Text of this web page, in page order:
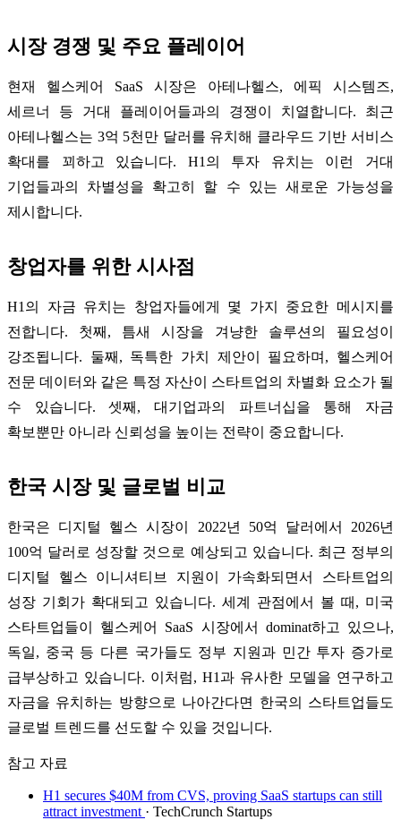
시장 경쟁 및 주요 플레이어
현재 헬스케어 SaaS 시장은 아테나헬스, 에픽 시스템즈,
세르너 등 거대 플레이어들과의 경쟁이 치열합니다. 최근
아테나헬스는 3억 5천만 달러를 유치해 클라우드 기반 서비스
확대를 꾀하고 있습니다. H1의 투자 유치는 이런 거대
기업들과의 차별성을 확고히 할 수 있는 새로운 가능성을
제시합니다.
창업자를 위한 시사점
H1의 자금 유치는 창업자들에게 몇 가지 중요한 메시지를
전합니다. 첫째, 틈새 시장을 겨냥한 솔루션의 필요성이
강조됩니다. 둘째, 독특한 가치 제안이 필요하며, 헬스케어
전문 데이터와 같은 특정 자산이 스타트업의 차별화 요소가 될
수 있습니다. 셋째, 대기업과의 파트너십을 통해 자금
확보뿐만 아니라 신뢰성을 높이는 전략이 중요합니다.
한국 시장 및 글로벌 비교
한국은 디지털 헬스 시장이 2022년 50억 달러에서 2026년
100억 달러로 성장할 것으로 예상되고 있습니다. 최근 정부의
디지털 헬스 이니셔티브 지원이 가속화되면서 스타트업의
성장 기회가 확대되고 있습니다. 세계 관점에서 볼 때, 미국
스타트업들이 헬스케어 SaaS 시장에서 dominat하고 있으나,
독일, 중국 등 다른 국가들도 정부 지원과 민간 투자 증가로
급부상하고 있습니다. 이처럼, H1과 유사한 모델을 연구하고
자금을 유치하는 방향으로 나아간다면 한국의 스타트업들도
글로벌 트렌드를 선도할 수 있을 것입니다.
참고 자료
H1 secures $40M from CVS, proving SaaS startups can still
attract investment · TechCrunch Startups